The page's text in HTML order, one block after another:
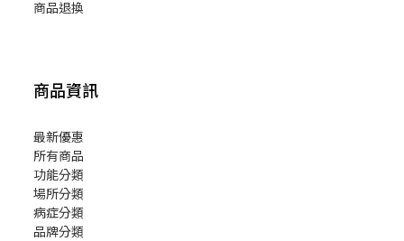
商品退換
商品資訊
最新優惠
所有商品
功能分類
場所分類
病症分類
品牌分類